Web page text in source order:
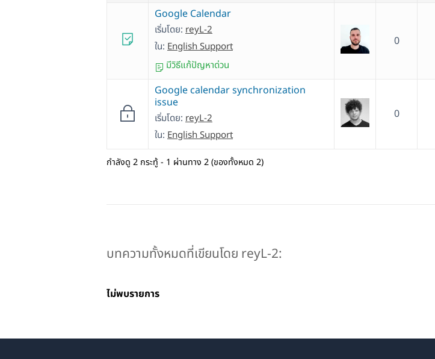
Google Calendar
เริ่มโดย: reyL-2
ใน: English Support
มีวิธีแก้ปัญหาด่วน
0
Google calendar synchronization
issue
เริ่มโดย: reyL-2
ใน: English Support
0
กำลังดู 2 กระทู้ - 1 ผ่านทาง 2 (ของทั้งหมด 2)
บทความทั้งหมดที่เขียนโดย reyL-2:
ไม่พบรายการ